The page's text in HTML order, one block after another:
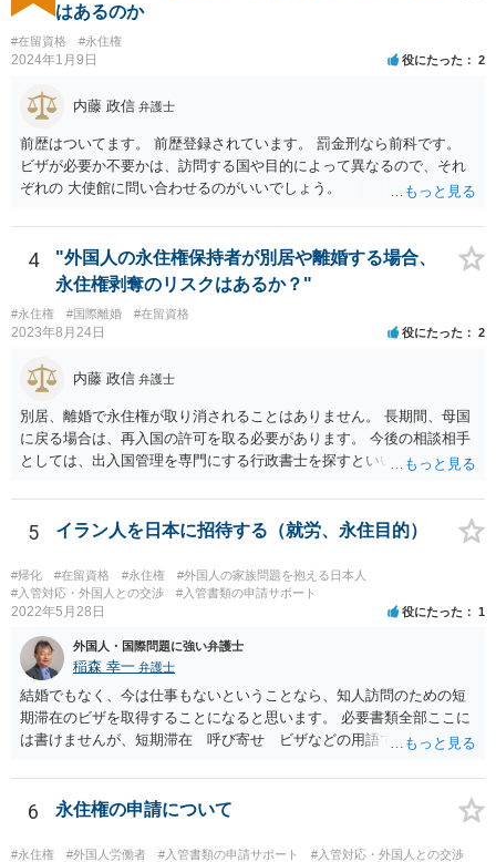
はあるのか
#在留資格 #永住権
2024年1月9日 役にたった 2
内藤 政信 弁護士
前歴はついてます。 前歴登録されています。 罰金刑なら前科です。
ビザが必要か不要かは、訪問する国や目的によって異なるので、それ
ぞれの 大使館に問い合わせるのがいいでしょう。
4
"外国人の永住権保持者が別居や離婚する場合、
永住権剥奪のリスクはあるか？"
#永住権 #国際離婚 #在留資格
2023年8月24日 役にたった 2
内藤 政信 弁護士
別居、離婚で永住権が取り消されることはありません。 長期間、母国
に戻る場合は、再入国の許可を取る必要があります。 今後の相談相手
としては、出入国管理を専門にする行政書士を探すといいでしょう。
5 イラン人を日本に招待する（就労、永住目的）
#帰化 #在留資格 #永住権
#外国人の家族問題を抱える日本人
#入管対応・外国人との交渉
#入管書類の申請サポート
2022年5月28日 役にたった 1
外国人・国際問題に強い弁護士
稲森 幸一 弁護士
結婚でもなく、今は仕事もないということなら、知人訪問のための短
期滞在のビザを取得することになると思います。 必要書類全部ここに
は書けませんが、短期滞在 呼び寄せ ビザなどの用語で検索すると
す。 それらを揃えて、イランにある日本大使館ににビザを申請するこ
とになります。 期間は通常９０日、３０日、あるいは１５日ですが、
今はコロナもあり刻々と状況が変わっているので、事前に外務省や大
使館に問い合わせたほうがいいかもしれません。ネットでの情報収集
6 永住権の申請について
#永住権 #外国人労働者 #入管書類の申請サポート #入管対応・外国人との交渉